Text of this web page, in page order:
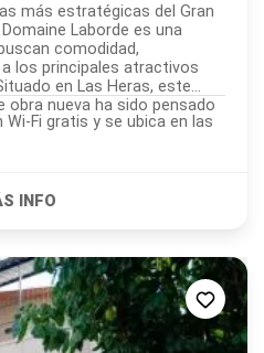
más estratégicas del Gran
Laborde es una
comodidad,
los principales atractivos
en Las Heras, este
nueva ha sido pensado